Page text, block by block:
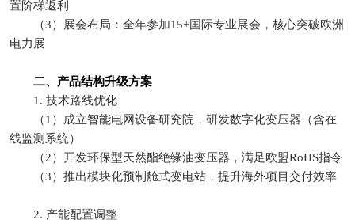
置阶梯返利
（3）展会布局：全年参加15+国际专业展会，核心突破欧洲
电力展
二、产品结构升级方案
1. 技术路线优化
（1）成立智能电网设备研究院，研发数字化变压器（含在
线监测系统）
（2）开发环保型天然酯绝缘油变压器，满足欧盟RoHS指令
（3）推出模块化预制舱式变电站，提升海外项目交付效率
2. 产能配置调整